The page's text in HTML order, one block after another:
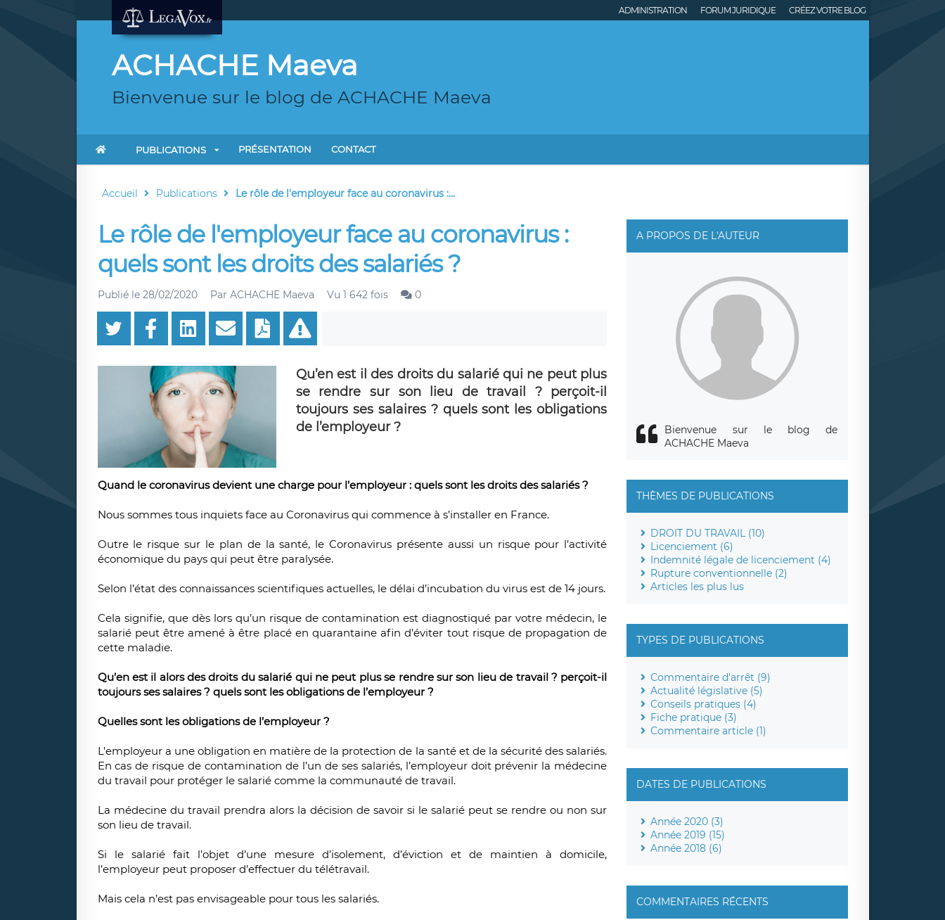
ADMINISTRATION FORUM JURIDIQUE CRÉEZ VOTRE BLOG
ACHACHE Maeva
Bienvenue sur le blog de ACHACHE Maeva
PUBLICATIONS PRÉSENTATION CONTACT
Accueil Publications Le rôle de l'employeur face au coronavirus :...
Le rôle de l'employeur face au coronavirus :
quels sont les droits des salariés ?
Publié le 28/02/2020 Par ACHACHE Maeva Vu 1 642 fois 0
Qu’en est il des droits du salarié qui ne peut plus
se rendre sur son lieu de travail ? perçoit-il
toujours ses salaires ? quels sont les obligations
de l’employeur ?
Quand le coronavirus devient une charge pour l’employeur : quels sont les droits des salariés ?
Nous sommes tous inquiets face au Coronavirus qui commence à s’installer en France.
Outre le risque sur le plan de la santé, le Coronavirus présente aussi un risque pour l’activité
économique du pays qui peut être paralysée.
Selon l’état des connaissances scientifiques actuelles, le délai d’incubation du virus est de 14 jours.
Cela signifie, que dès lors qu’un risque de contamination est diagnostiqué par votre médecin, le
salarié peut être amené à être placé en quarantaine afin d’éviter tout risque de propagation de
cette maladie.
Qu’en est il alors des droits du salarié qui ne peut plus se rendre sur son lieu de travail ? perçoit-il
toujours ses salaires ? quels sont les obligations de l’employeur ?
Quelles sont les obligations de l’employeur ?
L’employeur a une obligation en matière de la protection de la santé et de la sécurité des salariés.
En cas de risque de contamination de l’un de ses salariés, l’employeur doit prévenir la médecine
du travail pour protéger le salarié comme la communauté de travail.
La médecine du travail prendra alors la décision de savoir si le salarié peut se rendre ou non sur
son lieu de travail.
Si le salarié fait l’objet d’une mesure d’isolement, d’éviction et de maintien à domicile,
l’employeur peut proposer d’effectuer du télétravail.
Mais cela n’est pas envisageable pour tous les salariés.
A PROPOS DE L'AUTEUR
Bienvenue sur le blog de
ACHACHE Maeva
THÈMES DE PUBLICATIONS
DROIT DU TRAVAIL (10)
Licenciement (6)
Indemnité légale de licenciement (4)
Rupture conventionnelle (2)
Articles les plus lus
TYPES DE PUBLICATIONS
Commentaire d'arrêt (9)
Actualité législative (5)
Conseils pratiques (4)
Fiche pratique (3)
Commentaire article (1)
DATES DE PUBLICATIONS
Année 2020 (3)
Année 2019 (15)
Année 2018 (6)
COMMENTAIRES RÉCENTS